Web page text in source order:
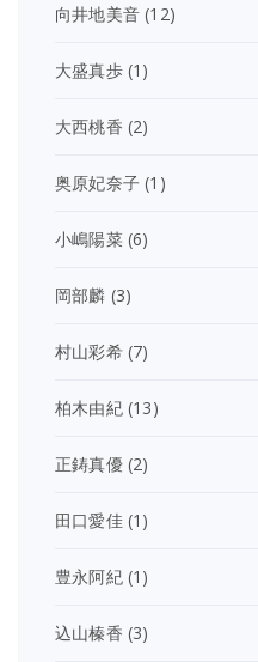
向井地美音 (12)
大盛真歩(1)
大西桃香 (2)
奥原妃奈子 (1)
小嶋陽菜(6)
岡部麟 (3)
村山彩希(7)
柏木由紀(13)
正鋳真優(2)
田口愛佳(1)
豊永阿紀(1)
込山榛香 (3)